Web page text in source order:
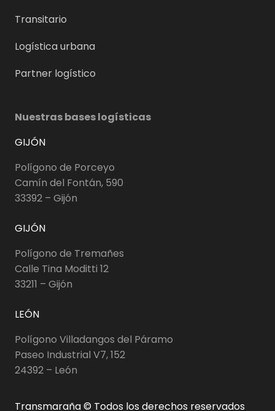
Transitario
Logística urbana
Partner logístico
Nuestras bases logísticas
GIJÓN
Polígono de Porceyo
Camín del Fontán, 590
33392 – Gijón
GIJÓN
Polígono de Tremañes
Calle Tina Moditti 12
33211 – Gijón
LEÓN
Polígono Villadangos del Páramo
Paseo Industrial V7, 152
24392 – León
Transmaraña © Todos los derechos reservados